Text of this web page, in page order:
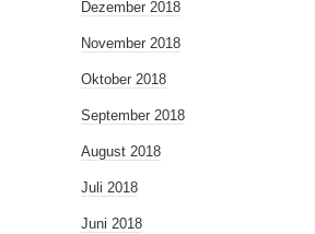
Dezember 2018
November 2018
Oktober 2018
September 2018
August 2018
Juli 2018
Juni 2018